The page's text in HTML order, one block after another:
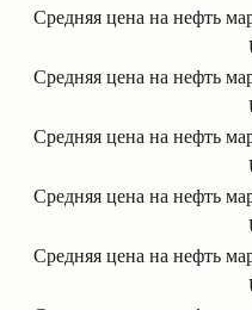
Средняя цена на нефть
Средняя цена на нефть
Средняя цена на нефть
Средняя цена на нефть
Средняя цена на нефть